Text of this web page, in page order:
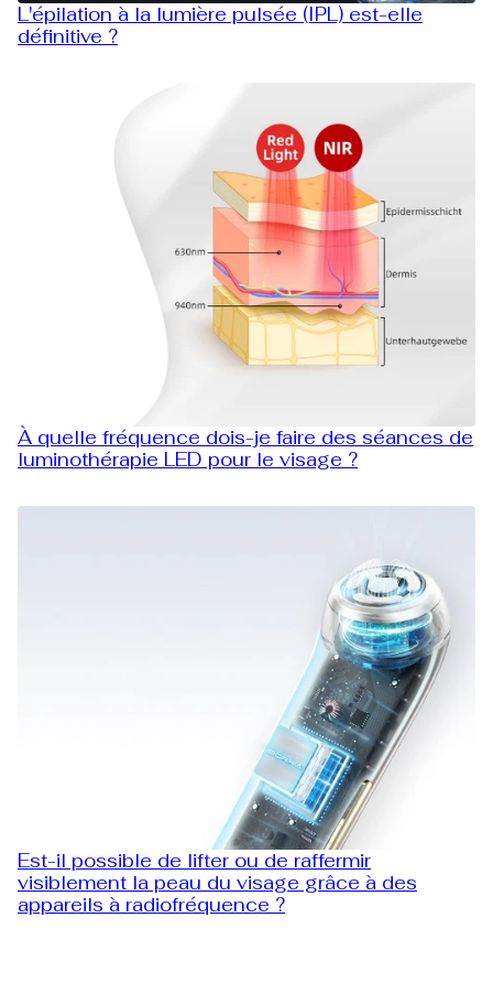
L'épilation à la lumière pulsée (IPL) est-elle
définitive ?
À quelle fréquence dois-je faire des séances de
luminothérapie LED pour le visage ?
Est-il possible de lifter ou de raffermir
visiblement la peau du visage grâce à des
appareils à radiofréquence ?